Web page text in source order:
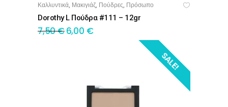
ΠΡΟΣΘΉΚΗ ΣΤΟ ΚΑΛΆΘΙ
Καλλυντικά, Μακιγιάζ, Πούδρες, Πρόσωπο
Dorothy L Πούδρα #111 – 12gr
7,50€6,00 €
SALE!